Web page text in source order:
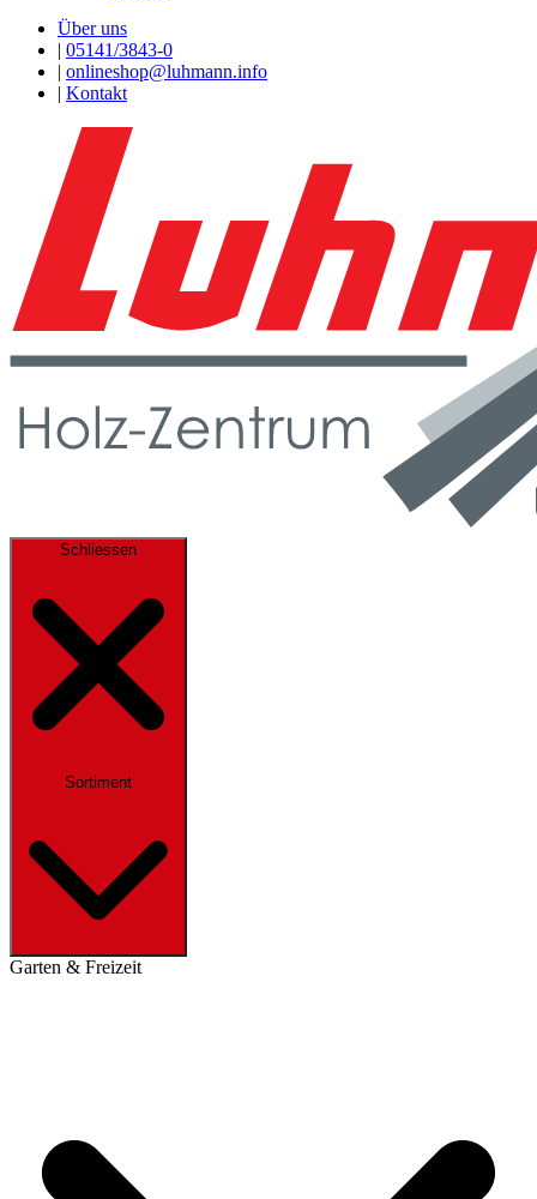
Über uns
| 05141/3843-0
| onlineshop@luhmann.info
| Kontakt
Schliessen
Sortiment
Garten & Freizeit